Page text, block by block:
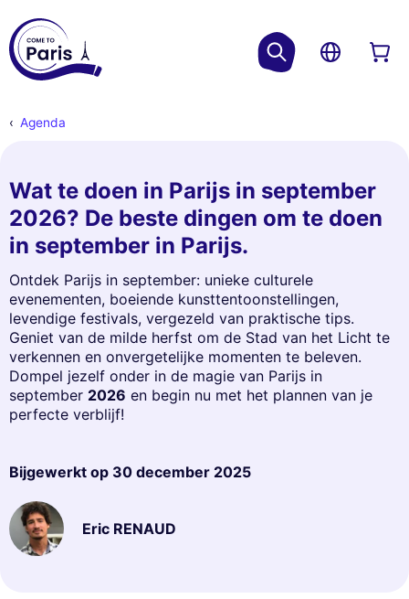
Agenda
Wat te doen in Parijs in september
2026? De beste dingen om te doen
in september in Parijs.
Ontdek Parijs in september: unieke culturele
evenementen, boeiende kunsttentoonstellingen,
levendige festivals, vergezeld van praktische tips.
Geniet van de milde herfst om de Stad van het Licht te
verkennen en onvergetelijke momenten te beleven.
Dompel jezelf onder in de magie van Parijs in
september 2026 en begin nu met het plannen van je
perfecte verblijf!
Bijgewerkt op 30 december 2025
Eric RENAUD